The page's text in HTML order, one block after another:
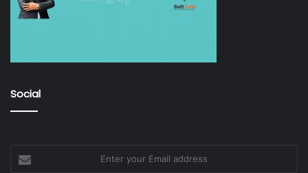
Social
your